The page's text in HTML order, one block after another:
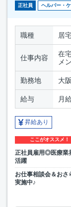
正社員 ヘルパー・
職種 居
仕事内容
在
メ
勤務地 大
給与 月
昇給あり
ここがオススメ！
正社員雇用◎医療業
活躍
お仕事相談会＆おさ
実施中♪